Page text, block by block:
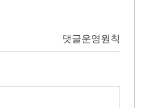
댓글운영원칙